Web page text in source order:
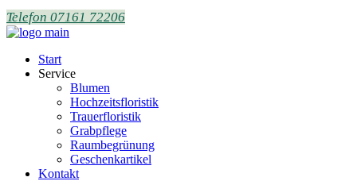
Telefon 07161 72206
Start
Service
Blumen
Hochzeitsfloristik
Trauerfloristik
Grabpflege
Raumbegrünung
Geschenkartikel
Kontakt